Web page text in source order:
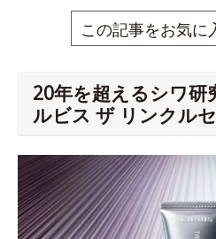
この記事をお気に
20年を超えるシワ研
ルビス ザ リンクル